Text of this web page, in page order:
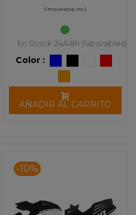
(impuestos inc.)
En Stock 24/48h (laborables)
Color :
AÑADIR AL CARRITO
-10%